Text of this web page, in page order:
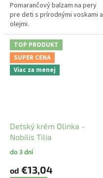
Pomarančový balzam na pery
pre deti s prírodnými voskami a
olejmi.
TOP PRODUKT
SUPER CENA
Viac za menej
Detský krém Olinka -
Nobilis Tilia
do 3 dní
od €13,04